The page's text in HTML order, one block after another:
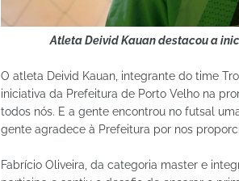
Atleta Deivid Kauan destacou a
O atleta Deivid Kauan, integrante do time
iniciativa da Prefeitura de Porto Velho na
todos nós. E a gente encontrou no futsal
gente agradece à Prefeitura por nos
Fabrício Oliveira, da categoria master e